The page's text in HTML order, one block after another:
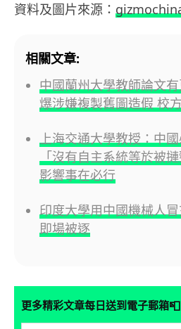
資料及圖片來源：
相關文章:
中國蘭州大學教師論文
爆涉嫌複製舊圖造假 校
上海交通大學教授：中
「沒有自主系統等於被
影響事在必行
印度大學用中國機械人
即場被逐
更多精彩文章每日送到電子郵箱📮